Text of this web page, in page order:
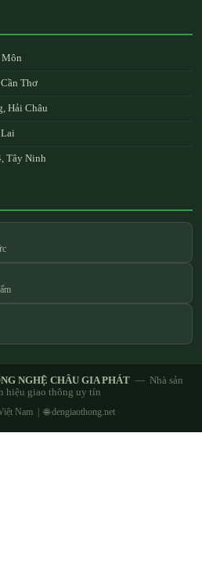
Môn
Thơ
Hải Châu
Tây Ninh
NGHỆ CHÂU GIA PHÁT— Nhà sản
hiệu giao thông uy tín
Nam | 🌐 dengiaothong.net